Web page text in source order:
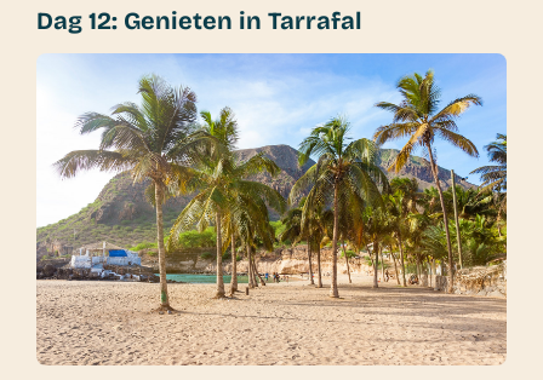
Dag 12: Genieten in Tarrafal